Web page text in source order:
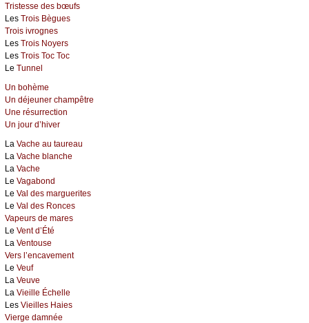
Tristesse des bœufs
Les Trois Bègues
Trois ivrognes
Les Trois Noyers
Les Trois Toc Toc
Le Tunnel
Un bohème
Un déjeuner champêtre
Une résurrection
Un jour d’hiver
La Vache au taureau
La Vache blanche
La Vache
Le Vagabond
Le Val des marguerites
Le Val des Ronces
Vapeurs de mares
Le Vent d’Été
La Ventouse
Vers l’encavement
Le Veuf
La Veuve
La Vieille Échelle
Les Vieilles Haies
Vierge damnée